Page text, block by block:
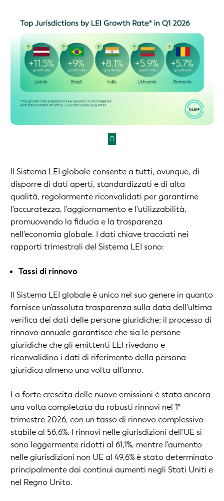
Il Sistema LEI globale consente a tutti, ovunque, di
disporre di dati aperti, standardizzati e di alta
qualità, regolarmente riconvalidati per garantirne
l'accuratezza, l'aggiornamento e l'utilizzabilità,
promuovendo la fiducia e la trasparenza
nell'economia globale. I dati chiave tracciati nei
rapporti trimestrali del Sistema LEI sono:
Tassi di rinnovo
Il Sistema LEI globale è unico nel suo genere in quanto
fornisce un'assoluta trasparenza sulla data dell'ultima
verifica dei dati delle persone giuridiche; il processo di
rinnovo annuale garantisce che sia le persone
giuridiche che gli emittenti LEI rivedano e
riconvalidino i dati di riferimento della persona
giuridica almeno una volta all'anno.
La forte crescita delle nuove emissioni è stata ancora
una volta completata da robusti rinnovi nel 1°
trimestre 2026, con un tasso di rinnovo complessivo
stabile al 56,6%. I rinnovi nelle giurisdizioni dell'UE si
sono leggermente ridotti al 61,1%, mentre l'aumento
nelle giurisdizioni non UE al 49,6% è stato determinato
principalmente dai continui aumenti negli Stati Uniti e
nel Regno Unito.